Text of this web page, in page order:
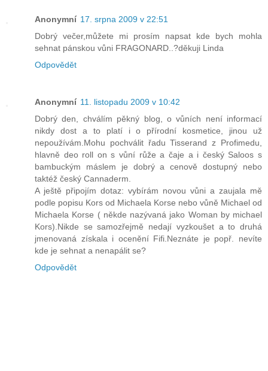
Anonymní 17. srpna 2009 v 22:51
Dobrý večer,můžete mi prosím napsat kde bych mohla
sehnat pánskou vůni FRAGONARD..?děkuji Linda
Odpovědět
Anonymní 11. listopadu 2009 v 10:42
Dobrý den, chválím pěkný blog, o vůních není informací
nikdy dost a to platí i o přírodní kosmetice, jinou už
nepoužívám.Mohu pochválit řadu Tisserand z Profimedu,
hlavně deo roll on s vůní růže a čaje a i český Saloos s
bambuckým máslem je dobrý a cenově dostupný nebo
taktéž český Cannaderm.
A ještě připojím dotaz: vybírám novou vůni a zaujala mě
podle popisu Kors od Michaela Korse nebo vůně Michael od
Michaela Korse ( někde nazývaná jako Woman by michael
Kors).Nikde se samozřejmě nedají vyzkoušet a to druhá
jmenovaná získala i ocenění Fifi.Neznáte je popř. nevíte
kde je sehnat a nenapálit se?
Odpovědět